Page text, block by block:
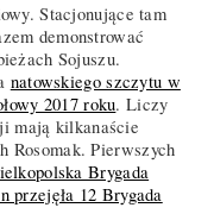
Stacjonujące tam
demonstrować
Sojuszu.
natowskiego szczytu w
2017 roku. Liczy
mają kilkanaście
Rosomak. Pierwszych
Brygada
przejęła 12 Brygada